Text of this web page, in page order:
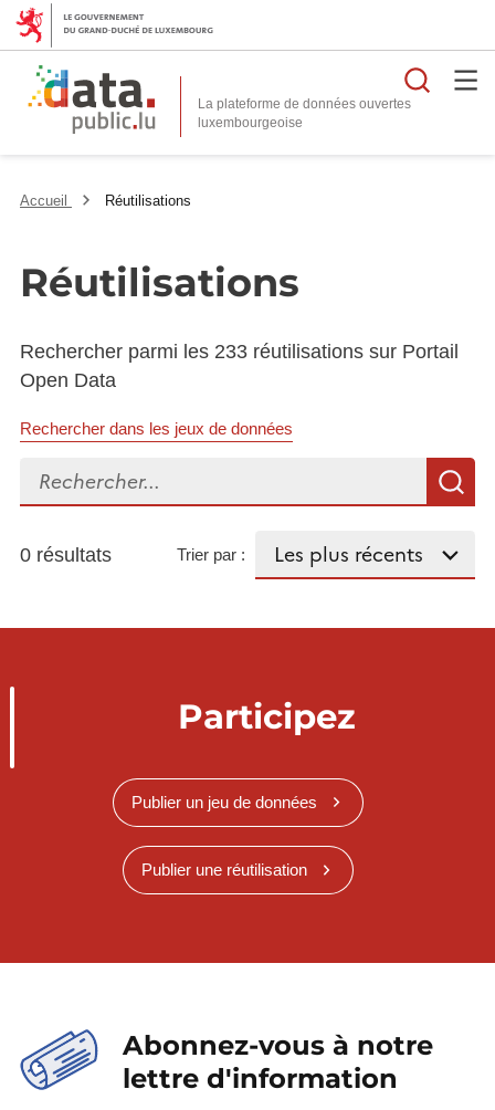
La plateforme de données ouvertes
Accueil Réutilisations
Réutilisations
Rechercher parmi les 233 réutilisations sur Portail
Open Data
Rechercher dans les jeux de données
Rechercher...
0 résultats Trier par :
Participez
Publier un jeu de données
Publier une réutilisation
Abonnez-vous à notre
lettre d'information